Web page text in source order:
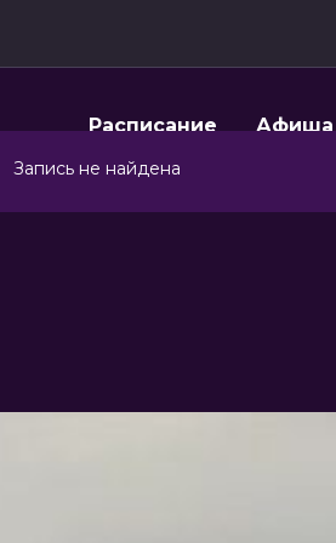
Расписание Афиша
Запись не найдена